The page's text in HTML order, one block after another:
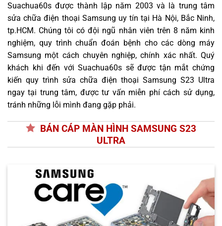
Suachua60s được thành lập năm 2003 và là trung tâm
sửa chữa điện thoại Samsung uy tín tại Hà Nội, Bắc Ninh,
tp.HCM. Chúng tôi có đội ngũ nhân viên trên 8 năm kinh
nghiệm, quy trình chuẩn đoán bệnh cho các dòng máy
Samsung một cách chuyên nghiệp, chính xác nhất. Quý
khách khi đến với Suachua60s sẽ được tận mắt chứng
kiến quy trình sửa chữa điện thoại Samsung S23 Ultra
ngay tại trung tâm, được tư vấn miễn phí cách sử dụng,
tránh những lỗi mình đang gặp phải.
BÁN CÁP MÀN HÌNH SAMSUNG S23
ULTRA